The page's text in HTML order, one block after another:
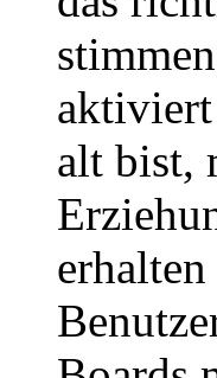
aktiviert
alt bist,